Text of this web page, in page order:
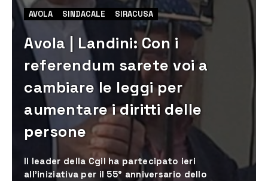
AVOLA SINDACALE SIRACUSA
Avola | Landini: Con i
referendum sarete voi a
cambiare le leggi per
aumentare i diritti delle
persone
Il leader della Cgil ha partecipato ieri
all’iniziativa per il 55° anniversario dello